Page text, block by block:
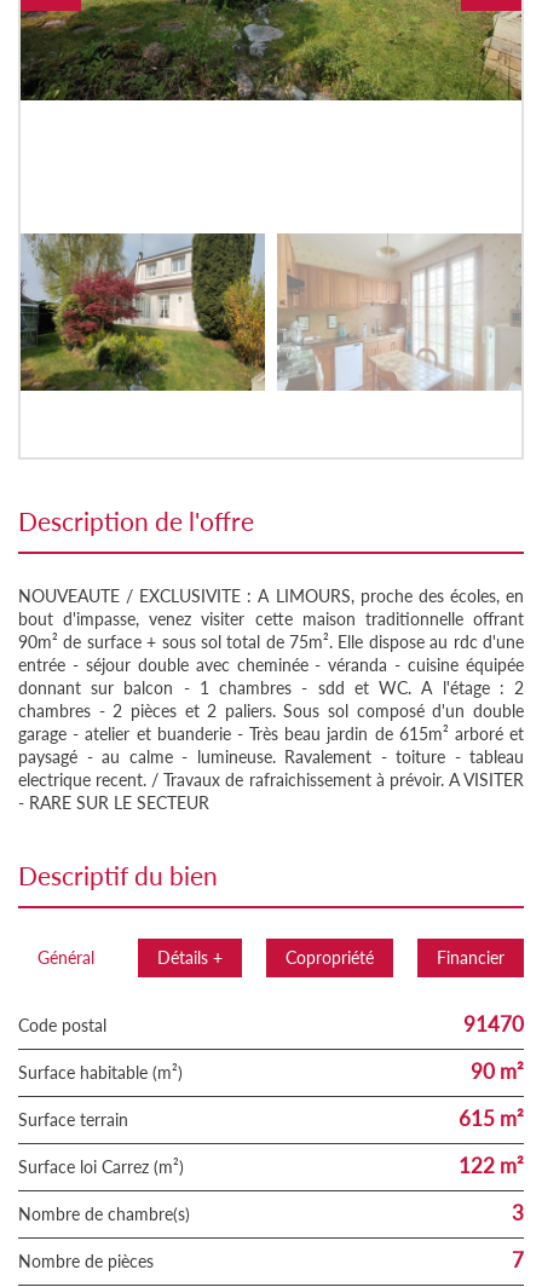
description de l'offre
NOUVEAUTE / EXCLUSIVITE : A LIMOURS, proche des écoles, en
bout d'impasse, venez visiter cette maison traditionnelle offrant
90m² de surface + sous sol total de 75m². Elle dispose au rdc d'une
entrée - séjour double avec cheminée - véranda - cuisine équipée
donnant sur balcon - 1 chambres - sdd et WC. A l'étage : 2
chambres - 2 pièces et 2 paliers. Sous sol composé d'un double
garage - atelier et buanderie - Très beau jardin de 615m² arboré et
paysagé - au calme - lumineuse. Ravalement - toiture - tableau
electrique recent. / Travaux de rafraichissement à prévoir. A VISITER
- RARE SUR LE SECTEUR
descriptif du bien
Général Détails + Copropriété Financier
Code postal 91470
Surface habitable (m²) 90 m²
surface terrain 615 m²
Surface loi Carrez (m²) 122 m²
Nombre de chambre(s) 3
Nombre de pièces 7